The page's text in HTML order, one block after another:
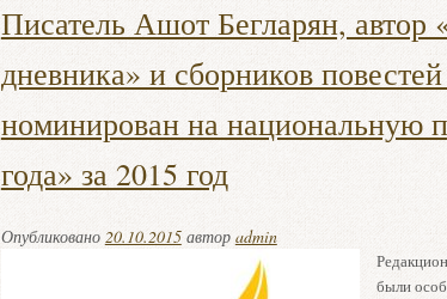
Писатель Ашот Бегларян, автор
дневника» и сборников
номинирован на национальную
года» за 2015 год
Опубликовано 20.10.2015автор admin
были